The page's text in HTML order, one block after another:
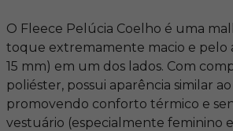
O Fleece Pelúcia Coelho é uma
toque extremamente macio e pelo
15 mm) em um dos lados. Com
poliéster, possui aparência similar
promovendo conforto térmico e
vestuário (especialmente feminino